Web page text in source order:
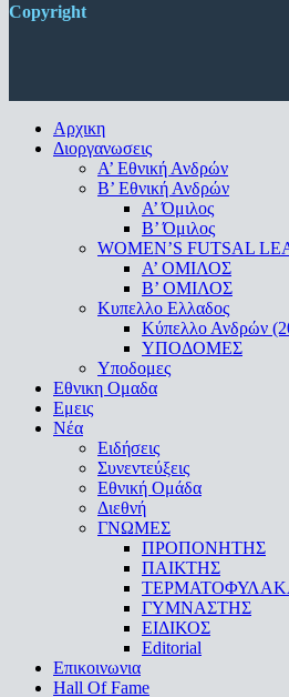
Copyright
Close
Menu
Αρχικη
Διοργανωσεις
Α’ Εθνική Ανδρών
Β’ Εθνική Ανδρών
A’ Όμιλος
Β’ Όμιλος
WOMEN’S FUTSAL
A’ ΟΜΙΛΟΣ
Β’ ΟΜΙΛΟΣ
Κυπελλο Ελλαδος
Κύπελλο Ανδρών
ΥΠΟΔΟΜΕΣ
Υποδομες
Εθνικη Ομαδα
Εμεις
Νέα
Ειδήσεις
Συνεντεύξεις
Εθνική Ομάδα
Διεθνή
ΓΝΩΜΕΣ
ΠΡΟΠΟΝΗΤΗΣ
ΠΑΙΚΤΗΣ
ΓΥΜΝΑΣΤΗΣ
ΕΙΔΙΚΟΣ
Editorial
Επικοινωνια
Hall Of Fame